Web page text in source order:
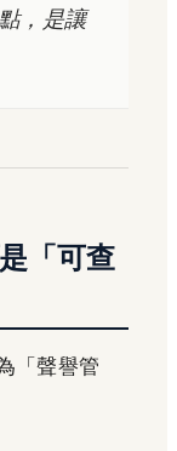
，是讓
「可查
「聲譽管